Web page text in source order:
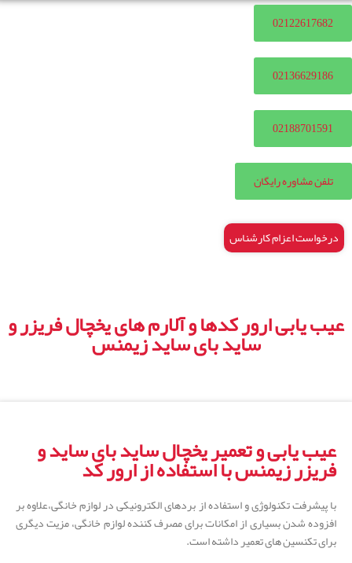
02122617682
02136629186
02188701591
تلفن مشاوره رایگان
درخواست اعزام کارشناس
عیب یابی ارور کدها و آلارم های یخچال فریزر و
ساید بای ساید زیمنس
عیب یابی و تعمیر یخچال ساید بای ساید و
فریزر زیمنس با استفاده از ارور کد
با پیشرفت تکنولوژی و استفاده از بردهای الکترونیکی در لوازم خانگی،علاوه بر
افزوده شدن بسیاری از امکانات برای مصرف کننده لوازم خانگی، مزیت دیگری
برای تکنسین های تعمیر داشته است.